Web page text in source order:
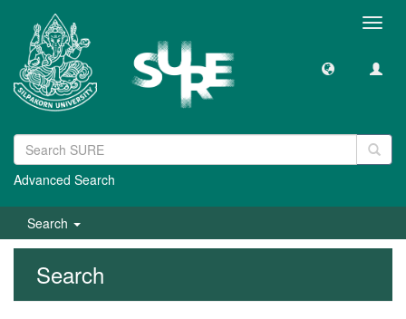
Advanced Search
Search
Search